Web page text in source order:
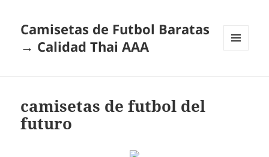
Camisetas de Futbol Baratas
→ Calidad Thai AAA
camisetas de futbol del
futuro